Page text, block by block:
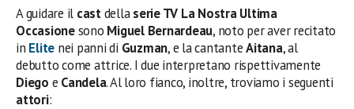
A guidare il castdellaserie TV La Nostra Ultima
Occasionesono Miguel Bernardeau, noto per aver recitato
in Elite nei panni di Guzman, e la cantanteAitana, al
debutto come attrice. I due interpretano rispettivamente
Diego e Candela. Al loro fianco, inoltre, troviamo i seguenti
attori: